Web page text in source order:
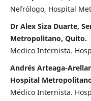
Nefrólogo, Hospital
Dr Alex Siza Duarte,
Metropolitano, Quito.
Medico Internista.
Andrés Arteaga-
Hospital
Médico Internista.